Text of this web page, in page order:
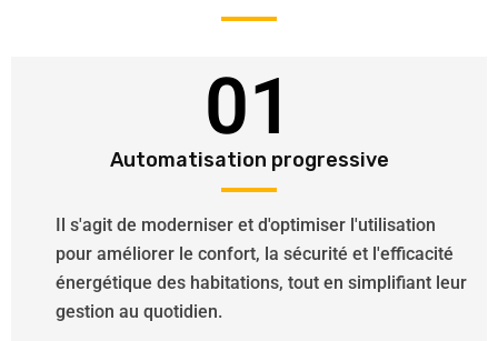
01
Automatisation progressive
Il s'agit de moderniser et d'optimiser l'utilisation
pour améliorer le confort, la sécurité et l'efficacité
énergétique des habitations, tout en simplifiant leur
gestion au quotidien.